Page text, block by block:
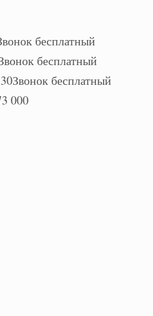
бесплатный
бесплатный
Звонок бесплатный
000